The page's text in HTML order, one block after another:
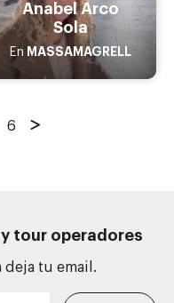
Anabel Arco
Sola
En MASSAMAGRELL
6
tour operadores
deja tu email.